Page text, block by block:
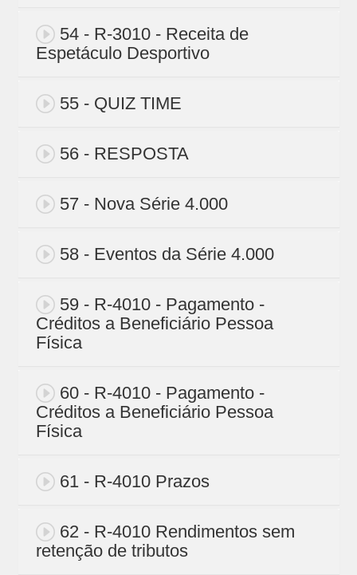
54 - R-3010 - Receita de
Espetáculo Desportivo
55 - QUIZ TIME
56 - RESPOSTA
57 - Nova Série 4.000
58 - Eventos da Série 4.000
59 - R-4010 - Pagamento -
Créditos a Beneficiário Pessoa
Física
60 - R-4010 - Pagamento -
Créditos a Beneficiário Pessoa
Física
61 - R-4010 Prazos
62 - R-4010 Rendimentos sem
retenção de tributos